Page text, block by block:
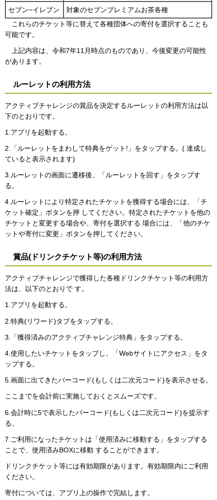
セブン−イレブン
対象のセブンプレミアムお茶各種
これらのチケット等に替えて各種団体への寄付を選択することも
可能です。
上記内容は、令和7年11月時点のものであり、今後変更の可能性
があります。
ルーレットの利用方法
アクティブチャレンジの賞品を決定するルーレットの利用方法は以
下のとおりです。
1.アプリを起動する。
2.「ルーレットをまわして特典をゲット!」をタップする。( 達成し
ていると表示されます)
3.ルーレットの画面に遷移後、「ルーレットを回す」をタップす
る。
4.ルーレットにより特定されたチケットを獲得する場合には、「チ
ケット確定」ボタンを押 してください。特定されたチケットを他の
チケットと変更する場合や、寄付を選択する 場合には、「他のチケ
ットや寄付に変更」ボタンを押してください。
賞品(ドリンクチケット等)の利用方法
アクティブチャレンジで獲得した各種ドリンクチケット等の利用方
法は、以下のとおりで す。
1.アプリを起動する。
2.特典(リワード)タブをタップする。
3.「獲得済みのアクティブチャレンジ特典」をタップする。
4.使用したいチケットをタップし、「Webサイトにアクセス」をタ
ップする。
5.画面に出てきたバーコード(もしくは二次元コード)を表示させる。
ここまでを会計前に実施しておくとスムーズです。
6.会計時に5で表示したバーコード(もしくは二次元コード)を提示す
る。
7.ご利用になったチケットは「使用済みに移動する」をタップする
ことで、使用済みBOXに移動 することができます。
ドリンクチケット等には有効期限があります。有効期限内にご利用
ください。
寄付については、アプリ上の操作で完結します。